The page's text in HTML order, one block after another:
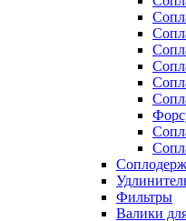
Фильтры
Валики